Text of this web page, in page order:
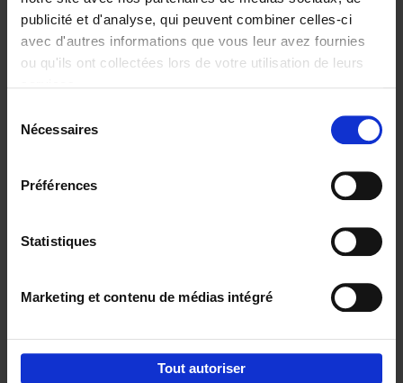
publicité et d'analyse, qui peuvent combiner celles-ci
avec d'autres informations que vous leur avez fournies
ou qu'ils ont collectées lors de votre utilisation de leurs
Nécessaires
Préférences
Statistiques
Marketing et contenu de médias intégré
Tout autoriser
€37,50
Building Bonds = Building